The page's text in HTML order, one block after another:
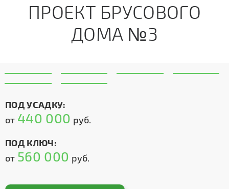
ПРОЕКТ БРУСОВОГО
ДОМА №3
ПОД УСАДКУ:
от 440 000 руб.
ПОД КЛЮЧ:
от 560 000 руб.